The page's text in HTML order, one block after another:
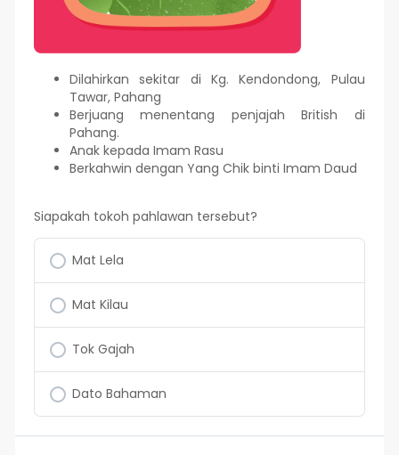
Dilahirkan sekitar di Kg. Kendondong, Pulau
Tawar, Pahang
Berjuang menentang penjajah British di
Pahang.
Anak kepada Imam Rasu
Berkahwin dengan Yang Chik binti Imam Daud
Siapakah tokoh pahlawan tersebut?
Mat Lela
Mat Kilau
Tok Gajah
Dato Bahaman